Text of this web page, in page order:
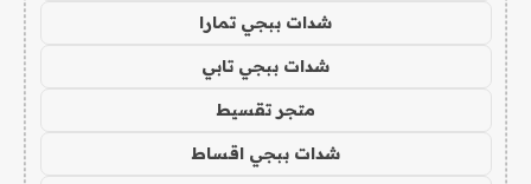
شدات ببجي تمارا
شدات ببجي تابي
متجر تقسيط
شدات ببجي اقساط